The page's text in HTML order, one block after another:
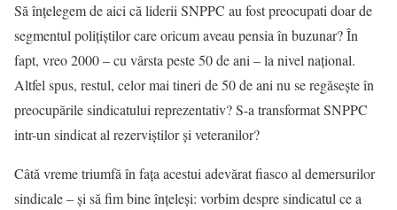
Să înțelegem de aici că liderii SNPPC au fost preocupati doar de
segmentul polițiștilor care oricum aveau pensia în buzunar? În
fapt, vreo 2000 – cu vârsta peste 50 de ani – la nivel național.
Altfel spus, restul, celor mai tineri de 50 de ani nu se regăsește în
preocupările sindicatului reprezentativ? S-a transformat SNPPC
intr-un sindicat al rezerviștilor și veteranilor?
Câtă vreme triumfă în fața acestui adevărat fiasco al demersurilor
sindicale – și să fim bine înțeleși: vorbim despre sindicatul ce a